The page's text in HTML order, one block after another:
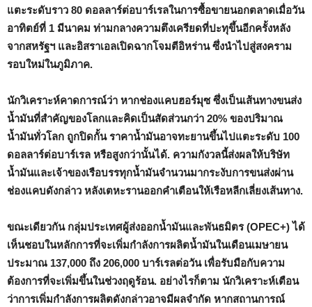
แตะระดับราว 80 ดอลลาร์ต่อบาร์เรลในการซื้อขายนอกตลาดเมื่อวัน
อาทิตย์ที่ 1 มีนาคม ท่ามกลางความตึงเครียดที่ปะทุขึ้นอีกครั้งหลัง
จากสหรัฐฯ และอิสราเอลเปิดฉากโจมตีอิหร่าน ซึ่งนำไปสู่สงคราม
รอบใหม่ในภูมิภาค.
นักวิเคราะห์คาดการณ์ว่า หากช่องแคบฮอร์มุซ ซึ่งเป็นเส้นทางขนส่ง
น้ำมันที่สำคัญของโลกและคิดเป็นสัดส่วนกว่า 20% ของปริมาณ
น้ำมันทั่วโลก ถูกปิดกั้น ราคาน้ำมันอาจทะยานขึ้นไปแตะระดับ 100
ดอลลาร์ต่อบาร์เรล หรือสูงกว่านั้นได้. ความกังวลนี้ส่งผลให้บริษัท
น้ำมันและเจ้าของเรือบรรทุกน้ำมันจำนวนมากระงับการขนส่งผ่าน
ช่องแคบดังกล่าว หลังเตหะรานออกคำเตือนให้เรือหลีกเลี่ยงเส้นทาง.
ขณะเดียวกัน กลุ่มประเทศผู้ส่งออกน้ำมันและพันธมิตร (OPEC+) ได้
เห็นชอบในหลักการที่จะเพิ่มกำลังการผลิตน้ำมันในเดือนเมษายน
ประมาณ 137,000 ถึง 206,000 บาร์เรลต่อวัน เพื่อรับมือกับความ
ต้องการที่จะเพิ่มขึ้นในช่วงฤดูร้อน. อย่างไรก็ตาม นักวิเคราะห์เตือน
ว่าการเพิ่มกำลังการผลิตดังกล่าวอาจมีผลจำกัด หากสถานการณ์